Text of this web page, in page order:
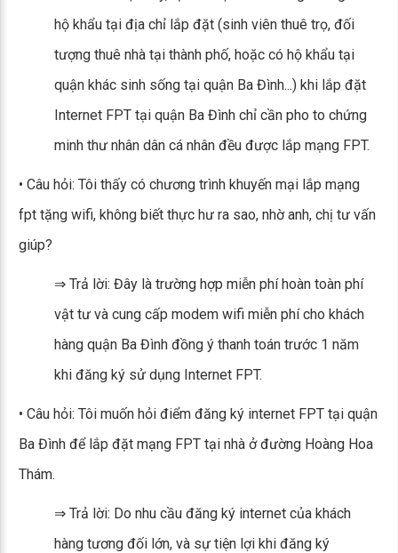
hộ khẩu tại địa chỉ lắp đặt (sinh viên thuê trọ, đối
tượng thuê nhà tại thành phố, hoặc có hộ khẩu tại
quận khác sinh sống tại quận Ba Đình...) khi lắp đặt
Internet FPT tại quận Ba Đình chỉ cần pho to chứng
minh thư nhân dân cá nhân đều được lắp mạng FPT.
• Câu hỏi: Tôi thấy có chương trình khuyến mại lắp mạng
fpt tặng wifi, không biết thực hư ra sao, nhờ anh, chị tư vấn
giúp?
⇒ Trả lời: Đây là trường hợp miễn phí hoàn toàn phí
vật tư và cung cấp modem wifi miễn phí cho khách
hàng quận Ba Đình đồng ý thanh toán trước 1 năm
khi đăng ký sử dụng Internet FPT.
• Câu hỏi: Tôi muốn hỏi điểm đăng ký internet FPT tại quận
Ba Đình để lắp đặt mạng FPT tại nhà ở đường Hoàng Hoa
Thám.
⇒ Trả lời: Do nhu cầu đăng ký internet của khách
hàng tương đối lớn, và sự tiện lợi khi đăng ký